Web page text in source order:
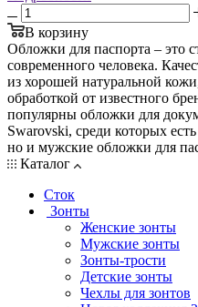
В корзину
Обложки для паспорта – это
современного человека.
из хорошей натуральной
обработкой от известного
популярны обложки для
Swarovski, среди которых
но и мужские обложки для
Каталог
Сток
Зонты
Женские зонты
Мужские зонты
Зонты-трости
Детские зонты
Чехлы для зонтов